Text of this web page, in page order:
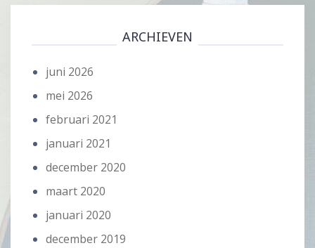
ARCHIEVEN
juni 2026
mei 2026
februari 2021
januari 2021
december 2020
maart 2020
januari 2020
december 2019